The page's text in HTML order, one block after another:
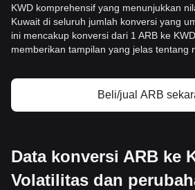
KWD komprehensif yang menunjukkan
Kuwait di seluruh jumlah konversi yang
ini mencakup konversi dari 1 ARB ke
memberikan tampilan yang jelas tentang
Beli/jual ARB
Data konversi ARB ke
Volatilitas dan